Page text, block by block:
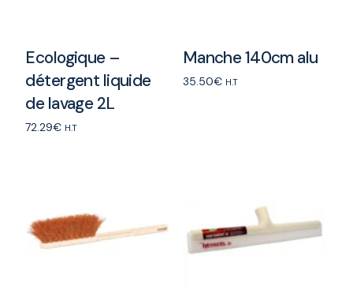
Ecologique –
détergent liquide
de lavage 2L
72.29€ H.T
Manche 140cm alu
35.50€ H.T